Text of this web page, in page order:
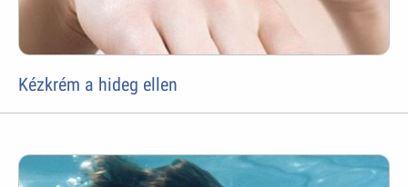
Kézkrém a hideg ellen